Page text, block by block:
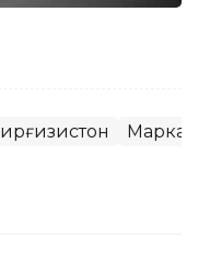
Қирғизистон